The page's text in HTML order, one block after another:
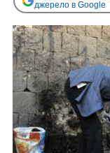
джерело в Google